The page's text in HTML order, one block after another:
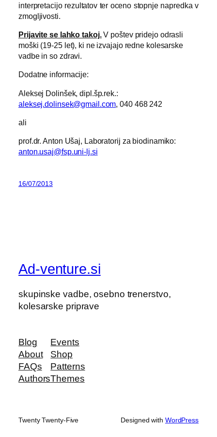
interpretacijo rezultatov ter oceno stopnje napredka v
zmogljivosti.
Prijavite se lahko takoj.V poštev pridejo odrasli
moški (19-25 let), ki ne izvajajo redne kolesarske
vadbe in so zdravi.
Dodatne informacije:
Aleksej Dolinšek, dipl.šp.rek.:
aleksej.dolinsek@gmail.com, 040 468 242
ali
prof.dr. Anton Ušaj, Laboratorij za biodinamiko:
anton.usaj@fsp.uni-lj.si
16/07/2013
Ad-venture.si
skupinske vadbe, osebno trenerstvo,
kolesarske priprave
Blog
About
FAQs
Authors
Events
Shop
Patterns
Themes
Twenty Twenty-Five Designed with WordPress